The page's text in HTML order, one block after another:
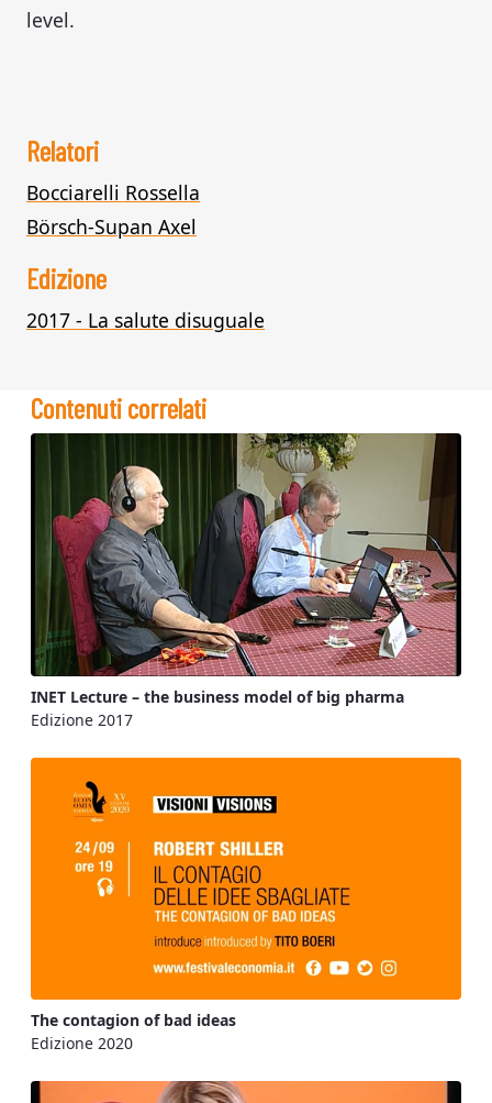
level.
Relatori
Bocciarelli Rossella
Börsch-Supan Axel
Edizione
2017 - La salute disuguale
Contenuti correlati
INET Lecture – the business model of big pharma
Edizione 2017
The contagion of bad ideas
Edizione 2020